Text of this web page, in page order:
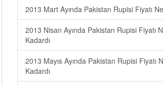
2013 Mart Ayında Pakistan Rupisi Fiyatı
2013 Nisan Ayında Pakistan Rupisi Fiyatı
Kadardı
2013 Mayıs Ayında Pakistan Rupisi Fiyatı
Kadardı